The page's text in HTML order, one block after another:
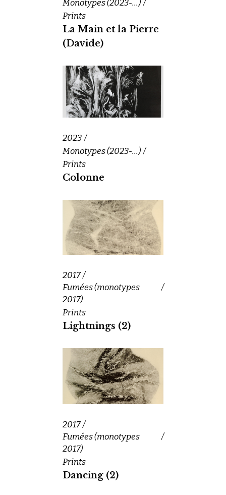
Monotypes (2023-...)
Prints
La Main et la Pierre
(Davide)
2023
Monotypes (2023-...)
Prints
Colonne
2017
Fumées (monotypes
2017)
Prints
Lightnings (2)
2017
Fumées (monotypes
2017)
Prints
Dancing (2)